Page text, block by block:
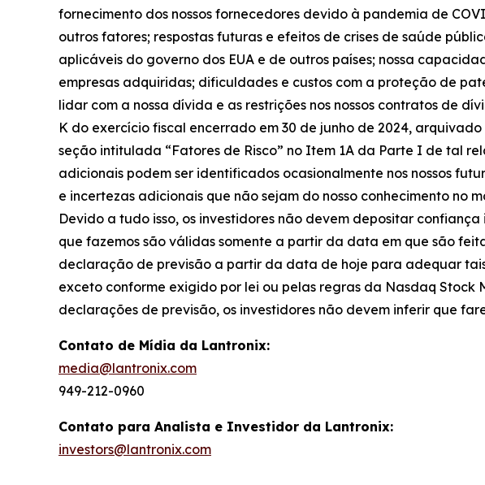
fornecimento dos nossos fornecedores devido à pandemia de
outros fatores; respostas futuras e efeitos de crises de saúde
aplicáveis do governo dos EUA e de outros países; nossa
empresas adquiridas; dificuldades e custos com a proteção de
lidar com a nossa dívida e as restrições nos nossos contratos de
K do exercício fiscal encerrado em 30 de junho de 2024,
seção intitulada “Fatores de Risco” no Item 1A da Parte I de tal
adicionais podem ser identificados ocasionalmente nos nossos
e incertezas adicionais que não sejam do nosso conhecimento no
Devido a tudo isso, os investidores não devem depositar
que fazemos são válidas somente a partir da data em que são
declaração de previsão a partir da data de hoje para adequar
exceto conforme exigido por lei ou pelas regras da Nasdaq
declarações de previsão, os investidores não devem inferir que
Contato de Mídia da Lantronix:
media@lantronix.com
949-212-0960
Contato para Analista e Investidor da Lantronix:
investors@lantronix.com